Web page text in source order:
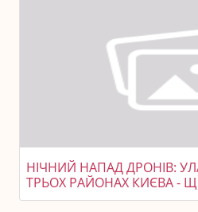
НІЧНИЙ НАПАД ДРОНІВ:
ТРЬОХ РАЙОНАХ КИЄВА -